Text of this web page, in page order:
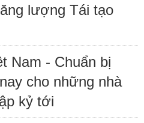
lượng Tái tạo
Nam - Chuẩn bị
cho những nhà
kỷ tới